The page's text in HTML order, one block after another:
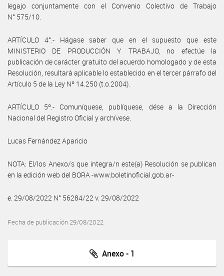
legajo conjuntamente con el Convenio Colectivo de Trabajo
N° 575/10.
ARTÍCULO 4°.- Hágase saber que en el supuesto que este
MINISTERIO DE PRODUCCIÓN Y TRABAJO, no efectúe la
publicación de carácter gratuito del acuerdo homologado y de esta
Resolución, resultará aplicable lo establecido en el tercer párrafo del
Artículo 5 de la Ley Nº 14.250 (t.o.2004).
ARTÍCULO 5º.- Comuníquese, publíquese, dése a la Dirección
Nacional del Registro Oficial y archívese.
Lucas Fernández Aparicio
NOTA: El/los Anexo/s que integra/n este(a) Resolución se publican
en la edición web del BORA -www.boletinoficial.gob.ar-
e. 29/08/2022 N° 56284/22 v. 29/08/2022
Fecha de publicación 29/08/2022
Anexo - 1